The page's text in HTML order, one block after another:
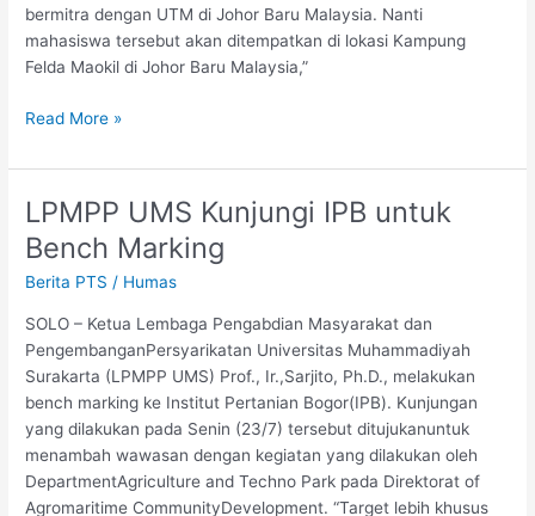
bermitra dengan UTM di Johor Baru Malaysia. Nanti
mahasiswa tersebut akan ditempatkan di lokasi Kampung
Felda Maokil di Johor Baru Malaysia,”
Read More »
LPMPP UMS Kunjungi IPB untuk
Bench Marking
Berita PTS / Humas
SOLO – Ketua Lembaga Pengabdian Masyarakat dan
PengembanganPersyarikatan Universitas Muhammadiyah
Surakarta (LPMPP UMS) Prof., Ir.,Sarjito, Ph.D., melakukan
bench marking ke Institut Pertanian Bogor(IPB). Kunjungan
yang dilakukan pada Senin (23/7) tersebut ditujukanuntuk
menambah wawasan dengan kegiatan yang dilakukan oleh
DepartmentAgriculture and Techno Park pada Direktorat of
Agromaritime CommunityDevelopment. “Target lebih khusus
LPMPP
UMS
Kunjungi
IPB
Marking